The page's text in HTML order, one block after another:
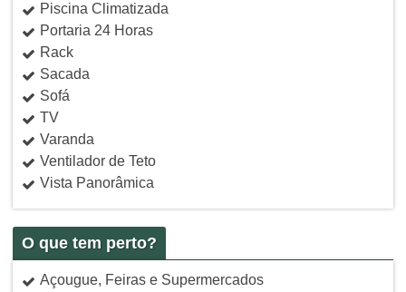
Piscina Climatizada
Portaria 24 Horas
Rack
Sacada
Sofá
TV
Varanda
Ventilador de Teto
Vista Panorâmica
O que tem perto?
Açougue, Feiras e Supermercados